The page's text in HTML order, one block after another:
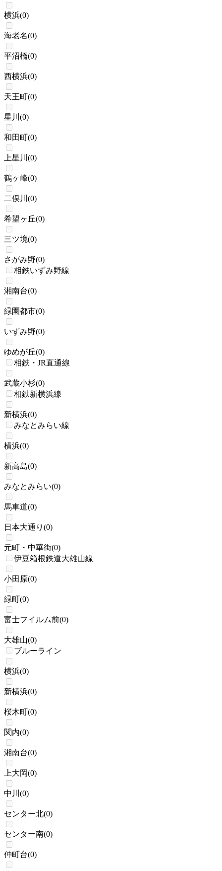
横浜(0)
海老名(0)
平沼橋(0)
西横浜(0)
天王町(0)
星川 (0)
和田町(0)
上星川 (0)
鶴ヶ峰(0)
二俣川 (0)
希望ヶ丘(0)
三ツ境(0)
さがみ野(0)
相鉄いずみ野線
湘南台(0)
緑園都市(0)
いずみ野(0)
ゆめが丘(0)
相鉄・JR直通線
武蔵小杉(0)
相鉄新横浜線
新横浜(0)
みなとみらい線
横浜(0)
新高島(0)
みなとみらい(0)
馬車道(0)
日本大通り (0)
元町・中華街(0)
伊豆箱根鉄道大雄山線
小田原(0)
緑町(0)
富士フイルム前(0)
大雄山(0)
ブルーライン
横浜(0)
新横浜(0)
桜木町(0)
関内(0)
湘南台(0)
上大岡(0)
中川 (0)
センター北(0)
センター南(0)
仲町台(0)